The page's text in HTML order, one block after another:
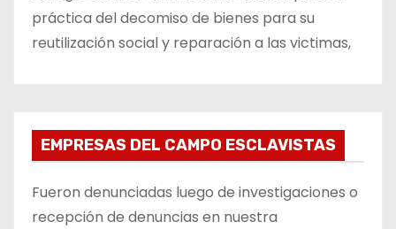
práctica del decomiso de bienes para su
reutilización social y reparación a las victimas,
EMPRESAS DEL CAMPO ESCLAVISTAS
Fueron denunciadas luego de investigaciones o
recepción de denuncias en nuestra